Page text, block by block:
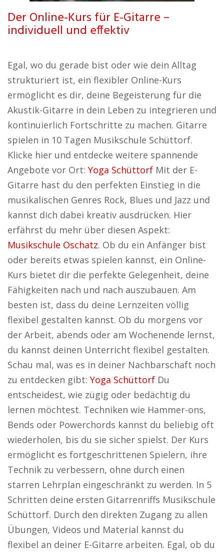
Der Online-Kurs für E-Gitarre –
individuell und effektiv
Egal, wo du gerade bist oder wie dein Alltag
strukturiert ist, ein flexibler Online-Kurs
ermöglicht es dir, deine Begeisterung für die
Akustik-Gitarre in dein Leben zu integrieren und
kontinuierlich Fortschritte zu machen. Gitarre
spielen in 10 Tagen Musikschule Schüttorf.
Klicke hier und entdecke weitere spannende
Angebote vor Ort: Yoga Schüttorf Mit der E-
Gitarre hast du den perfekten Einstieg in die
musikalischen Genres Rock, Blues und Jazz und
kannst dich dabei kreativ ausdrücken. Hier
erfährst du mehr über diesen Aspekt:
Musikschule Oschatz. Ob du ein Anfänger bist
oder bereits etwas spielen kannst, ein Online-
Kurs bietet dir die perfekte Gelegenheit, deine
Fähigkeiten nach und nach auszubauen. Am
besten ist, dass du deine Lernzeiten völlig
flexibel gestalten kannst. Ob du morgens vor
der Arbeit, abends oder am Wochenende lernst,
du kannst deinen Unterricht flexibel gestalten.
Schau mal, was es in deiner Nachbarschaft noch
zu entdecken gibt: Yoga Schüttorf Du
entscheidest, wie zügig oder bedächtig du
lernen möchtest. Techniken wie Hammer-ons,
Bends oder Powerchords kannst du beliebig oft
wiederholen, bis du sie sicher spielst. Der Kurs
ermöglicht es fortgeschrittenen Spielern, ihre
Technik zu verbessern, ohne durch einen
starren Lehrplan eingeschränkt zu werden. In 5
Schritten deine ersten Gitarrenriffs Musikschule
Schüttorf. Durch den direkten Zugang zu allen
Übungen, Videos und Material kannst du
flexibel an deiner E-Gitarre arbeiten. Egal, ob du